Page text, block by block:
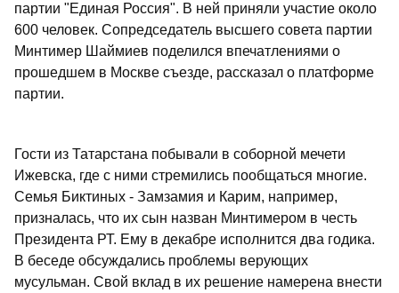
партии "Единая Россия". В ней приняли участие около
600 человек. Сопредседатель высшего совета партии
Минтимер Шаймиев поделился впечатлениями о
прошедшем в Москве съезде, рассказал о платформе
партии.
Гости из Татарстана побывали в соборной мечети
Ижевска, где с ними стремились пообщаться многие.
Семья Биктиных - Замзамия и Карим, например,
призналась, что их сын назван Минтимером в честь
Президента РТ. Ему в декабре исполнится два годика.
В беседе обсуждались проблемы верующих
мусульман. Свой вклад в их решение намерена внести